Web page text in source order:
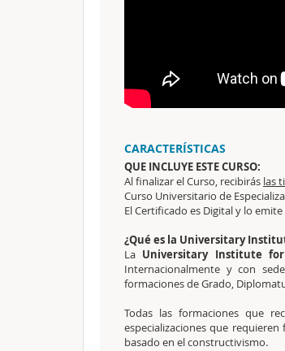
CARACTERÍSTICAS
QUE INCLUYE ESTE CURSO:
Al finalizar el Curso, recibirás las
Curso Universitario de
El Certificado es Digital y lo
¿Qué es la Universitary
La Universitary Institute for
Internacionalmente y con
formaciones de Grado,
Todas las formaciones que
especializaciones que
basado en el constructivismo.